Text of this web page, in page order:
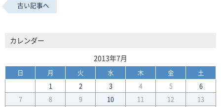
古い記事へ
カレンダー
2013年7月
日 月 火 水 木 金
土
1
2 3 4 5
6
7
8 9 10 11 12
13